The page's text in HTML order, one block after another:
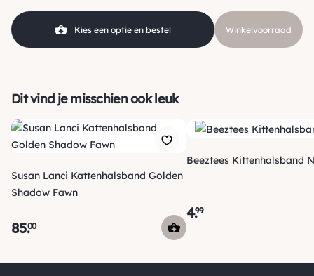
Verzending
Kies een optie en bestel Winkelvoorraad
Dit vind je misschien ook leuk
Susan Lanci Kattenhalsband Golden
Shadow Fawn
85.00
Beeztees Kittenhalsband
4.99